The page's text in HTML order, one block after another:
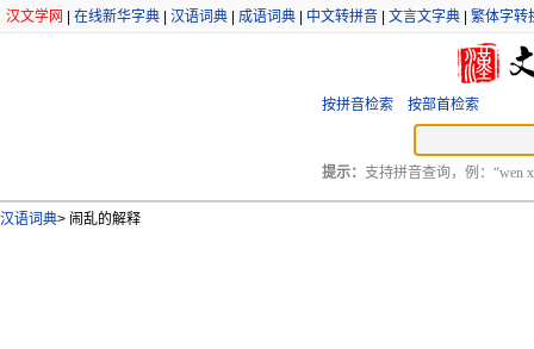
汉文学网 在线新华字典 汉语词典 成语词典 中文转拼音 文言文字典 繁体字转
按拼音检索 按部首检索
提示： 支持拼音查询，例：“wen
汉语词典> 闹乱的解释